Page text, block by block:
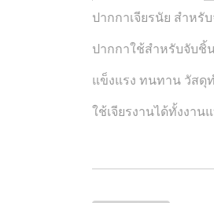
ปากกาเจียรนัย สำหรั
ปากกาใช้สำหรับจับชิ้
แข็งแรง ทนทาน วัสดุ
ใช้เจียรงานได้ทั้งงา